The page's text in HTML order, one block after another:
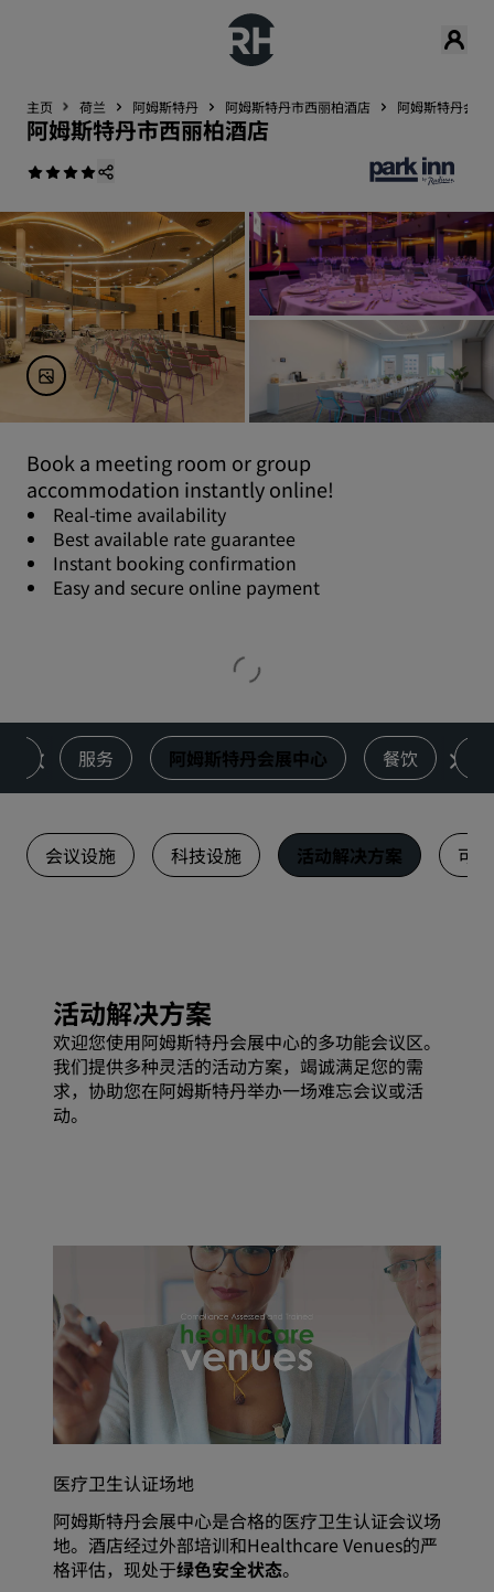
主页 荷兰 阿姆斯特丹 阿姆斯特丹市西丽柏酒店 阿姆斯特丹会展
阿姆斯特丹市西丽柏酒店
Book a meeting room or group
accommodation instantly online!
Real-time availability
Best available rate guarantee
Instant booking confirmation
Easy and secure online payment
服务 阿姆斯特丹会展中心 餐饮
会议设施 科技设施 活动解决方案 可
活动解决方案
欢迎您使用阿姆斯特丹会展中心的多功能会议区。
我们提供多种灵活的活动方案，竭诚满足您的需
求，协助您在阿姆斯特丹举办一场难忘会议或活
动。
医疗卫生认证场地
阿姆斯特丹会展中心是合格的医疗卫生认证会议场
地。酒店经过外部培训和Healthcare Venues的严
格评估，现处于绿色安全状态。